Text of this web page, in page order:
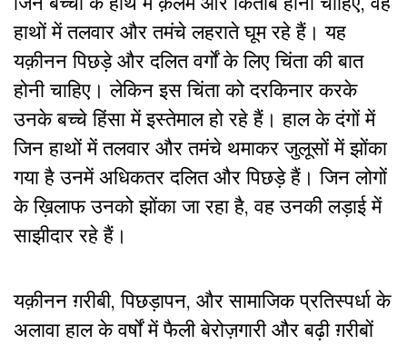
हाथों में तलवार और तमंचे लहराते घूम रहे हैं। यह
यक़ीनन पिछड़े और दलित वर्गों के लिए चिंता की बात
होनी चाहिए। लेकिन इस चिंता को दरकिनार करके
उनके बच्चे हिंसा में इस्तेमाल हो रहे हैं। हाल के दंगों में
जिन हाथों में तलवार और तमंचे थमाकर जुलूसों में झोंका
गया है उनमें अधिकतर दलित और पिछड़े हैं। जिन लोगों
के ख़िलाफ उनको झोंका जा रहा है, वह उनकी लड़ाई में
साझीदार रहे हैं।
यक़ीनन ग़रीबी, पिछड़ापन, और सामाजिक प्रतिस्पर्धा के
अलावा हाल के वर्षों में फैली बेरोज़गारी और बढ़ी ग़रीबों